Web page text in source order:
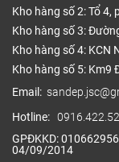
Kho hàng số 2: Tổ 4,
Kho hàng số 3:
Kho hàng số 4: KCN
Kho hàng số 5: Km9
Email:
Hotline:
GPĐKKD:
04/09/2014